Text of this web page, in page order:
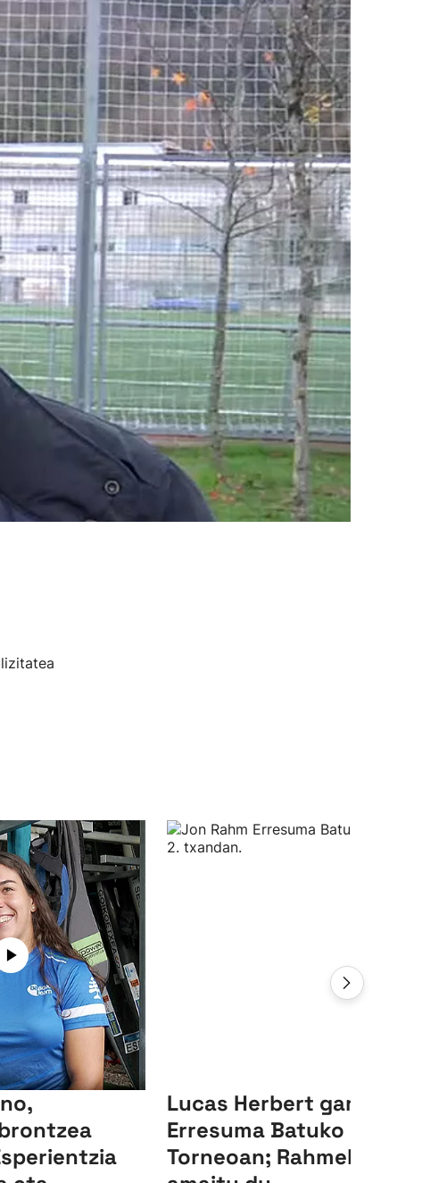
Lucas Herbert garaile,
Erresuma Batuko LIV
Torneoan; Rahmek 23.